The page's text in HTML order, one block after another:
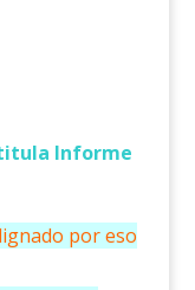
Informe
por eso